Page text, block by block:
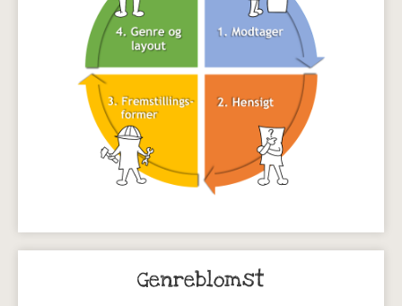
Genreblomst